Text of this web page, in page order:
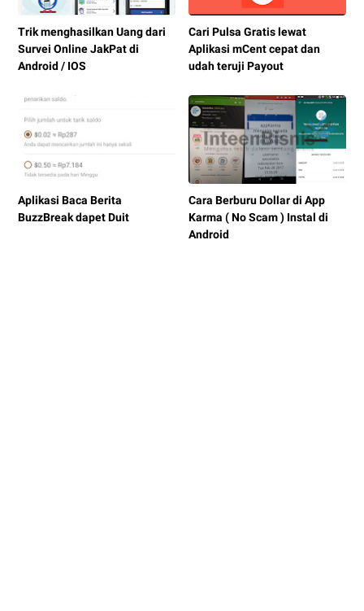
Trik menghasilkan Uang dari
Survei Online JakPat di
Android / IOS
Cari Pulsa Gratis lewat
Aplikasi mCent cepat dan
udah teruji Payout
Aplikasi Baca Berita
BuzzBreak dapet Duit
Cara Berburu Dollar di App
Karma ( No Scam ) Instal di
Android